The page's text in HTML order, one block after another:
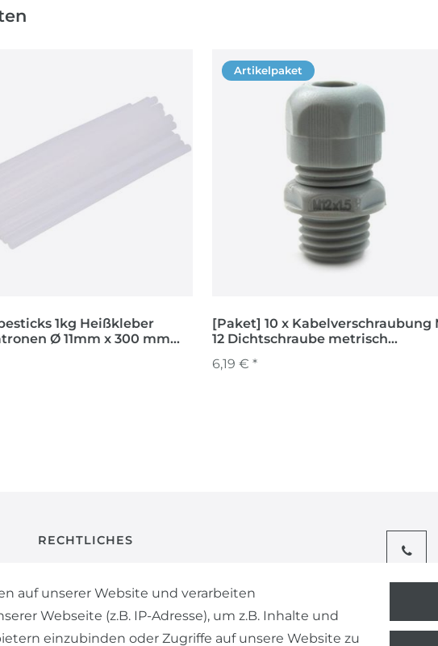
1kg Heißkleber
Ø 11mm x 300 mm
Artikelpaket
[Paket] 10 x Kabelverschraubung
12 Dichtschraube metrisch
6,19 € *
RECHTLICHES
WIDERRUFSRECHT
auf unserer Website und verarbeiten
Webseite (z.B. IP-Adresse), um z.B. Inhalte und
einzubinden oder Zugriffe auf unsere Website zu